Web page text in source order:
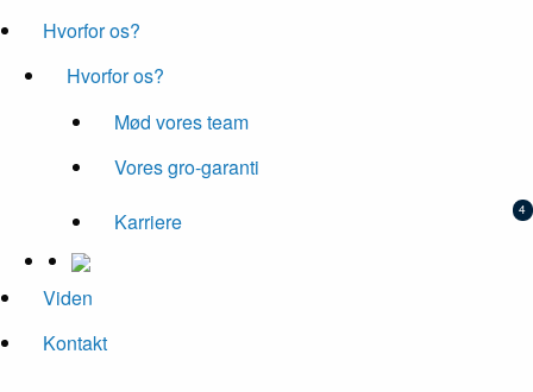
Hvorfor os?
Hvorfor os?
Mød vores team
Vores gro-garanti
Karriere
Viden
Kontakt